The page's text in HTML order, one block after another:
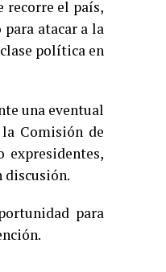
recorre el país,
atacar a la
política en
una eventual
la Comisión de
discusión.
para